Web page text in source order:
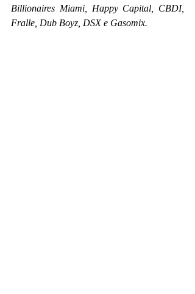
Billionaires Miami, Happy Capital, CBDI,
Fralle, Dub Boyz, DSX e Gasomix.